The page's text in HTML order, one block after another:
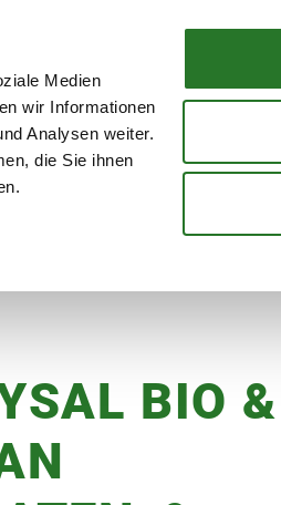
Medien
wir Informationen
Analysen weiter.
die Sie ihnen
Karriere
BIO &